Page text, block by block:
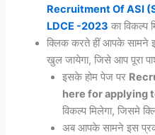
Recruitment Of ASI
LDCE -2023 का विकल्प
क्लिक करते हीं आपके सामने
खुल जायेगा, जिसे आप पूरा
इसके होम पेज पर
here for applying
विकल्प मिलेगा, जिसमे
अब आपके सामने इस